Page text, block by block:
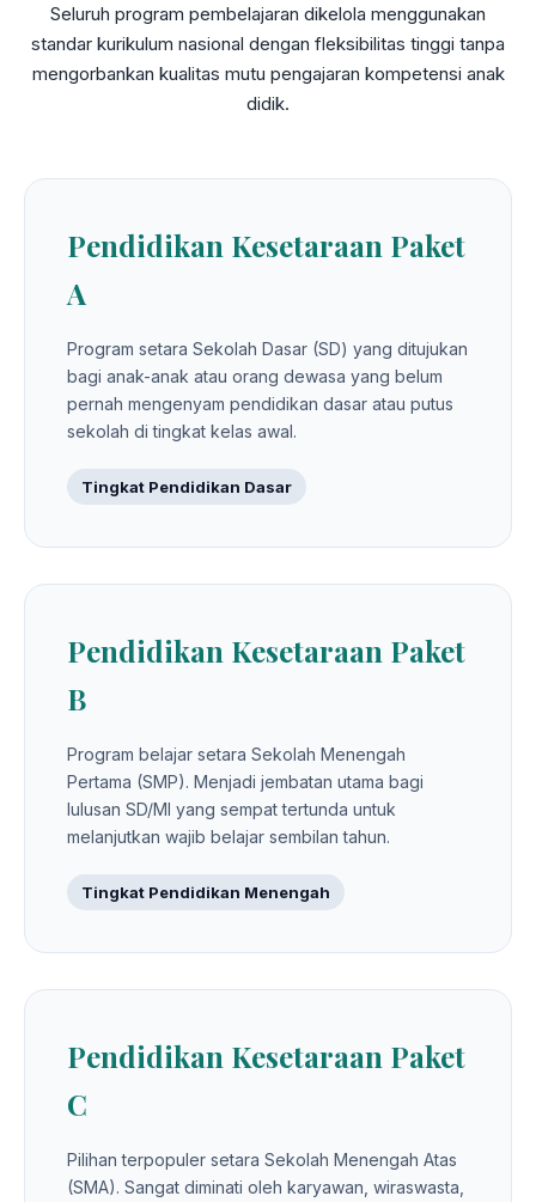
Seluruh program pembelajaran dikelola menggunakan
standar kurikulum nasional dengan fleksibilitas tinggi tanpa
mengorbankan kualitas mutu pengajaran kompetensi anak
didik.
Pendidikan Kesetaraan Paket
A
Program setara Sekolah Dasar (SD) yang ditujukan
bagi anak-anak atau orang dewasa yang belum
pernah mengenyam pendidikan dasar atau putus
sekolah di tingkat kelas awal.
Tingkat Pendidikan Dasar
Pendidikan Kesetaraan Paket
B
Program belajar setara Sekolah Menengah
Pertama (SMP). Menjadi jembatan utama bagi
lulusan SD/MI yang sempat tertunda untuk
melanjutkan wajib belajar sembilan tahun.
Tingkat Pendidikan Menengah
Pendidikan Kesetaraan Paket
C
Pilihan terpopuler setara Sekolah Menengah Atas
(SMA). Sangat diminati oleh karyawan, wiraswasta,